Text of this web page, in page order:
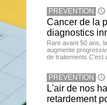
PREVENTION
Cancer de la
diagnostics
Rare avant 50 ans,
augmente
de traitements
PREVENTION
L'air de nos
retardement